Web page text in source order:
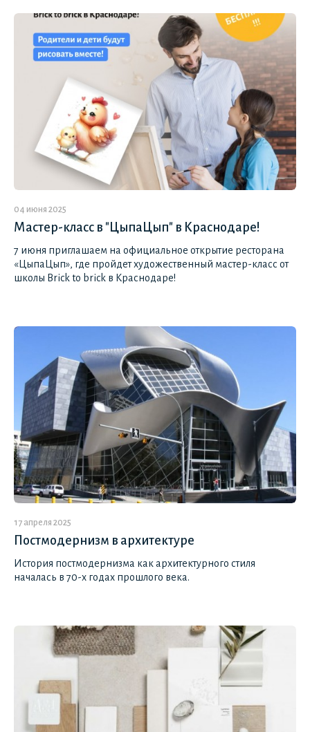
04 июня 2025
Мастер-класс в "ЦыпаЦып" в Краснодаре!
7 июня приглашаем на официальное открытие ресторана
«ЦыпаЦып», где пройдет художественный мастер-класс от
школы Brick to brick в Краснодаре!
17 апреля 2025
Постмодернизм в архитектуре
История постмодернизма как архитектурного стиля
началась в 70-х годах прошлого века.